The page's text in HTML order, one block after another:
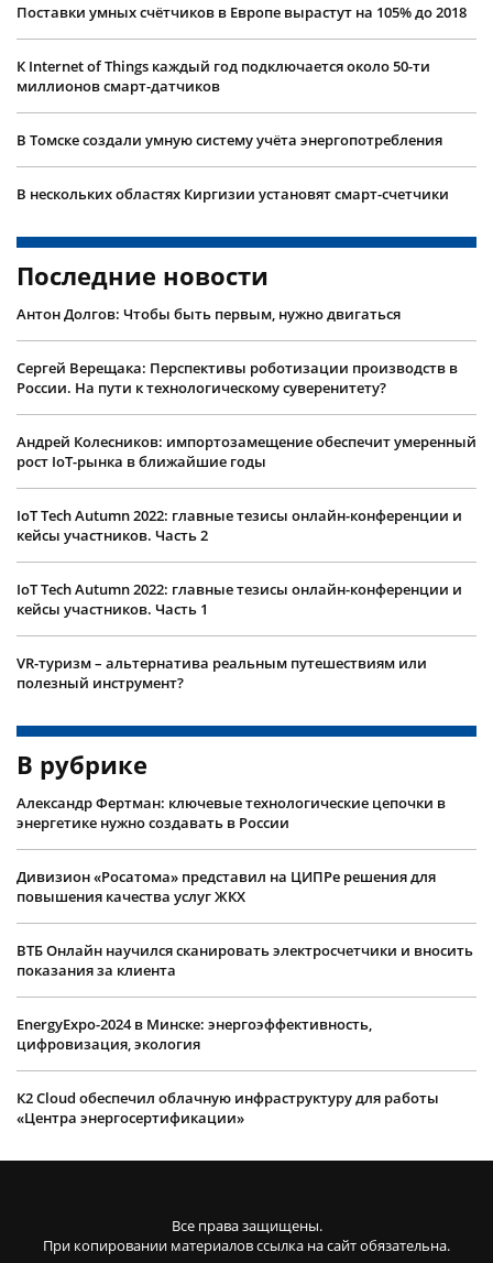
Поставки умных счётчиков в Европе вырастут на 105% до 2018
К Internet of Things каждый год подключается около 50-ти
миллионов смарт-датчиков
В Томске создали умную систему учёта энергопотребления
В нескольких областях Киргизии установят смарт-счетчики
Последние новости
Антон Долгов: Чтобы быть первым, нужно двигаться
Сергей Верещака: Перспективы роботизации производств в
России. На пути к технологическому суверенитету?
Андрей Колесников: импортозамещение обеспечит умеренный
рост IoT-рынка в ближайшие годы
IoT Tech Autumn 2022: главные тезисы онлайн-конференции и
кейсы участников. Часть 2
IoT Tech Autumn 2022: главные тезисы онлайн-конференции и
кейсы участников. Часть 1
VR-туризм – альтернатива реальным путешествиям или
полезный инструмент?
В рубрике
Александр Фертман: ключевые технологические цепочки в
энергетике нужно создавать в России
Дивизион «Росатома» представил на ЦИПРе решения для
повышения качества услуг ЖКХ
ВТБ Онлайн научился сканировать электросчетчики и вносить
показания за клиента
EnergyExpo-2024 в Минске: энергоэффективность,
цифровизация, экология
К2 Cloud обеспечил облачную инфраструктуру для работы
«Центра энергосертификации»
Все права защищены.
При копировании материалов ссылка на сайт обязательна.